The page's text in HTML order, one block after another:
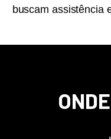
buscam assistência